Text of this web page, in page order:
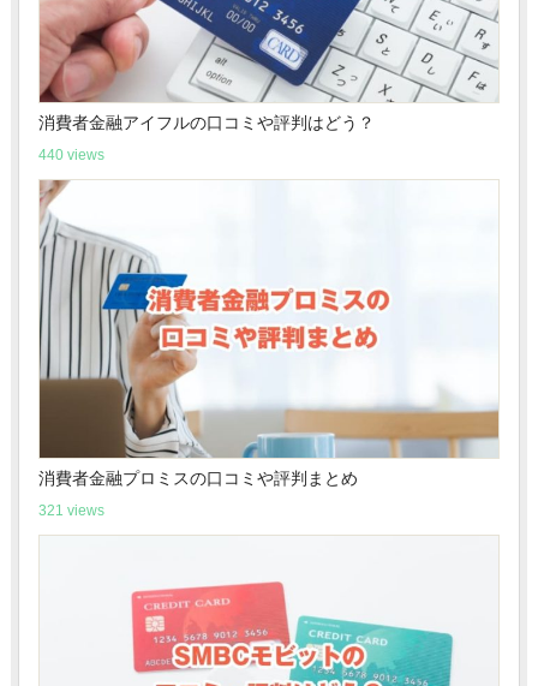
消費者金融アイフルの口コミや評判はどう？
440 views
消費者金融プロミスの口コミや評判まとめ
321 views